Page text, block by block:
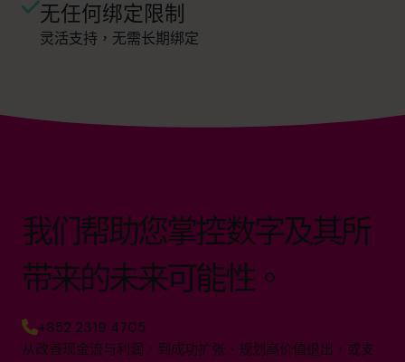
无任何绑定限制
灵活支持，无需长期绑定
我们帮助您掌控数字及其所
带来的未来可能性。
+852 2319 4705
从改善现金流与利润，到成功扩张、规划高价值退出，或支